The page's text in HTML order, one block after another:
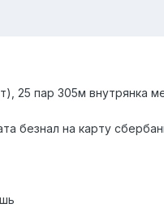
25 пар 305м внутрянка
безнал на карту